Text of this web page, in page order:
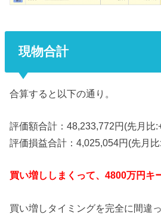
現物合計
合算すると以下の通り。
評価額合計：48,233,772円(先月比
評価損益合計：4,025,054円(先月
買い増ししまくって、4800万円キ
買い増しタイミングを完全に間違